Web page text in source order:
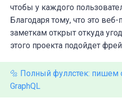
чтобы у каждого
Благодаря тому, что это веб-
заметкам открыт откуда
этого проекта подойдет
🔩 Полный фуллстек: пишем
GraphQL